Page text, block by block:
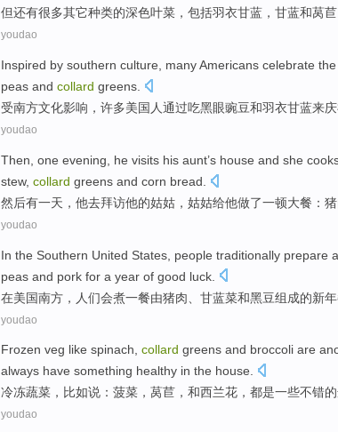
但还有很多其它种类的深色叶菜， 包括羽衣甘蓝，甘蓝和莴苣
youdao
Inspired by southern culture manyAmericans celebrate
peas and collard greens.
受南方文化影响 ， 许多美国人通过吃黑眼豌豆和羽衣甘蓝来
youdao
Then one evening he visits his aunt’s house and she
stew, collard greens and corn bread
然后有一天 ， 他去拜访他的姑姑 ， 姑姑给他做了一顿大餐 ：
youdao
In the Southern United States, people traditionally prepare a
peas and pork for a year of good luck
在美国南方 ， 人们会煮一餐由猪肉 、甘蓝菜和黑豆组成的新年
youdao
Frozen veg like spinach, collard greens and broccoli are
always have something healthy in the house.
冷冻蔬菜 ，比如说： 菠菜 ， 莴苣 ， 和西兰花 ， 都是一些不错的
youdao